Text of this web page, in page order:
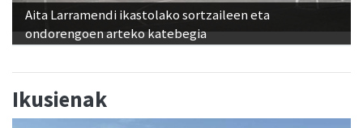
Aita Larramendi ikastolako sortzaileen eta
ondorengoen arteko katebegia
Ikusienak